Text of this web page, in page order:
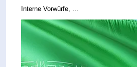
Interne Vorwürfe, ...